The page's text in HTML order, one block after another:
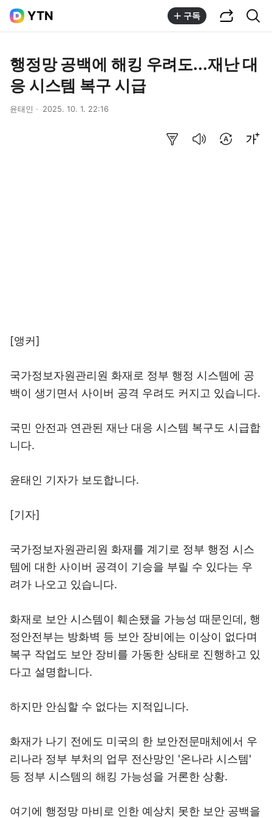
YTN 구독
행정망 공백에 해킹 우려도...재난 대
응 시스템 복구 시급
윤태인 2025. 10. 1. 22:16
[앵커]
국가정보자원관리원 화재로 정부 행정 시스템에 공
백이 생기면서 사이버 공격 우려도 커지고 있습니다.
국민 안전과 연관된 재난 대응 시스템 복구도 시급합
니다.
윤태인 기자가 보도합니다.
[기자]
국가정보자원관리원 화재를 계기로 정부 행정 시스
템에 대한 사이버 공격이 기승을 부릴 수 있다는 우
려가 나오고 있습니다.
화재로 보안 시스템이 훼손됐을 가능성 때문인데, 행
정안전부는 방화벽 등 보안 장비에는 이상이 없다며
복구 작업도 보안 장비를 가동한 상태로 진행하고 있
다고 설명합니다.
하지만 안심할 수 없다는 지적입니다.
화재가 나기 전에도 미국의 한 보안전문매체에서 우
리나라 정부 부처의 업무 전산망인 '온나라 시스템'
등 정부 시스템의 해킹 가능성을 거론한 상황.
여기에 행정망 마비로 인한 예상치 못한 보안 공백을